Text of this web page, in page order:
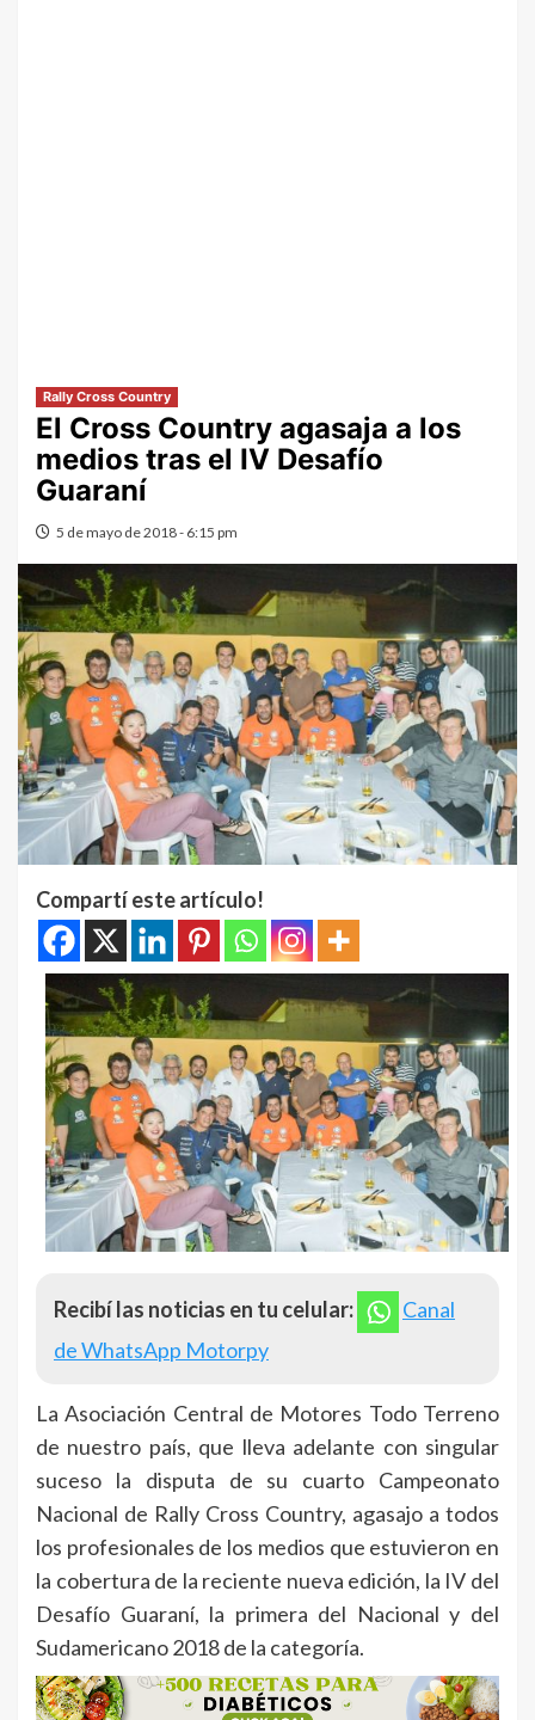
Rally Cross Country
El Cross Country agasaja a los
medios tras el IV Desafío
Guaraní
5 de mayo de 2018 - 6:15 pm
Compartí este artículo!
Recibí las noticias en tu celular:
Canal
de WhatsApp Motorpy
La Asociación Central de Motores Todo Terreno
de nuestro país, que lleva adelante con singular
suceso la disputa de su cuarto Campeonato
Nacional de Rally Cross Country, agasajo a todos
los profesionales de los medios que estuvieron en
la cobertura de la reciente nueva edición, la IV del
Desafío Guaraní, la primera del Nacional y del
Sudamericano 2018 de la categoría.